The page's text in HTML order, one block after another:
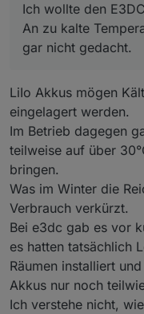
@ujok sagte
GitHub:
Ich wollte
An zu kalte
nicht
Ich wollte den
An zu kalte
gar nicht gedacht.
LiIo Akkus mögen
eingelagert werden.
Im Betrieb dagegen
teilweise auf über
bringen.
Was im Winter die
Verbrauch verkürzt.
Bei e3dc gab es vor
es hatten tatsächlich
Räumen installiert
Akkus nur noch
Ich verstehe nicht,